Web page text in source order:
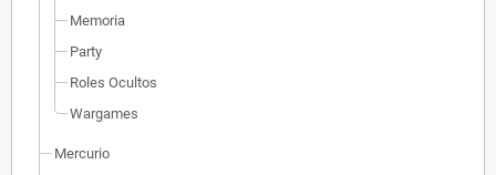
Memoria
Party
Roles Ocultos
Wargames
Mercurio